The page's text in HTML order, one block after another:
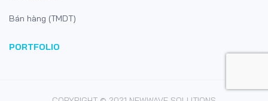
Bán hàng (TMDT)
PORTFOLIO